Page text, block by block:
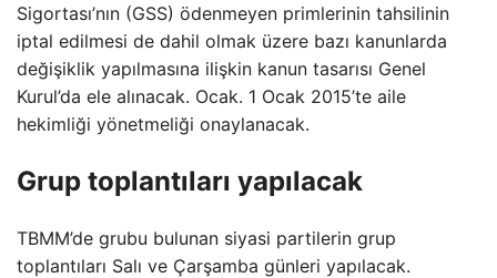
Sigortası’nın (GSS) ödenmeyen primlerinin tahsilinin
iptal edilmesi de dahil olmak üzere bazı kanunlarda
değişiklik yapılmasına ilişkin kanun tasarısı Genel
Kurul’da ele alınacak. Ocak. 1 Ocak 2015’te aile
hekimliği yönetmeliği onaylanacak.
Grup toplantıları yapılacak
TBMM’de grubu bulunan siyasi partilerin grup
toplantıları Salı ve Çarşamba günleri yapılacak.